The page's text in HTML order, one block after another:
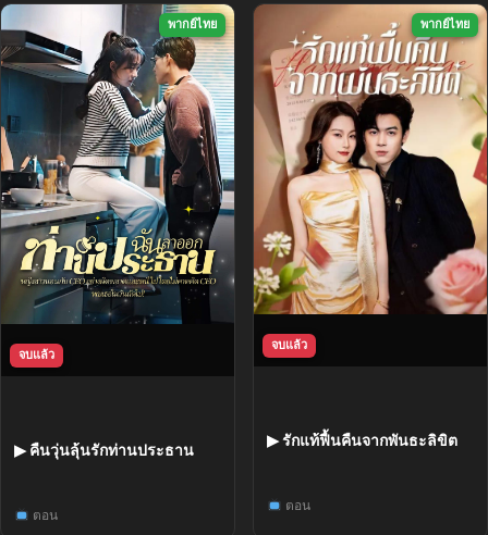
พากย์ไทย
จบแล้ว
▶ คืนวุ่นลุ้นรักท่านประธาน
ตอน
พากย์ไทย
จบแล้ว
▶ รักแท้ฟื้นคืนจากพันธะลิขิต
ตอน